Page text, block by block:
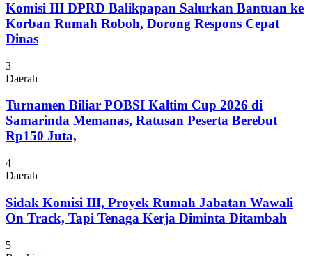
Komisi III DPRD Balikpapan Salurkan Bantuan ke
Korban Rumah Roboh, Dorong Respons Cepat
Dinas
3
Daerah
Turnamen Biliar POBSI Kaltim Cup 2026 di
Samarinda Memanas, Ratusan Peserta Berebut
Rp150 Juta,
4
Daerah
Sidak Komisi III, Proyek Rumah Jabatan Wawali
On Track, Tapi Tenaga Kerja Diminta Ditambah
5